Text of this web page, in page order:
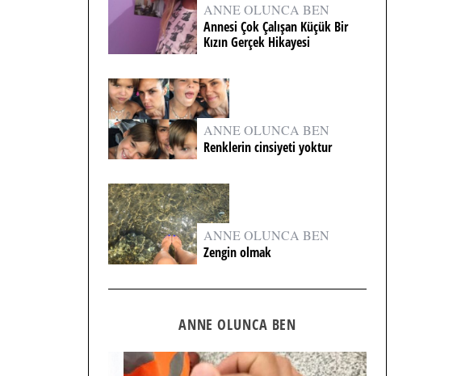
ANNE OLUNCA BEN
Annesi Çok Çalışan Küçük Bir
Kızın Gerçek Hikayesi
ANNE OLUNCA BEN
Renklerin cinsiyeti yoktur
ANNE OLUNCA BEN
Zengin olmak
ANNE OLUNCA BEN